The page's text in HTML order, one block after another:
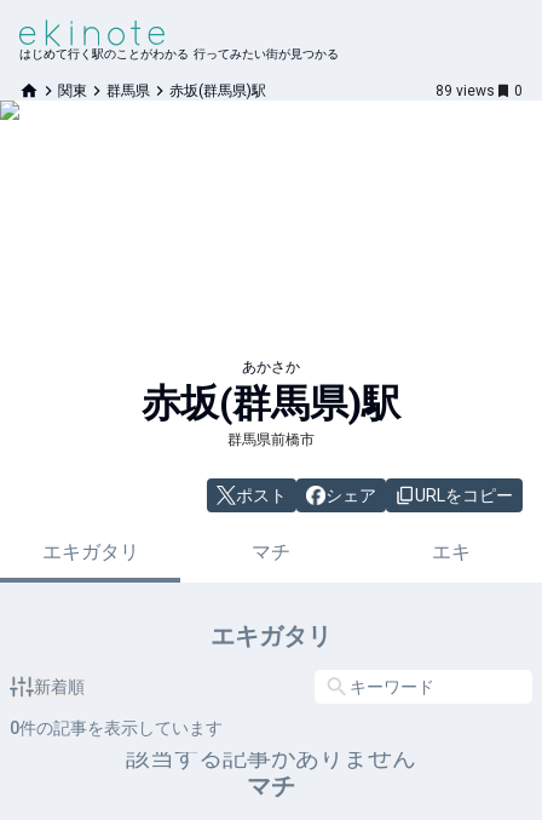
はじめて行く駅のことがわかる 行ってみたい街が見つかる
関東 群馬県 赤坂(群馬県)駅 89 views 0
あかさか
赤坂(群馬県)駅
群馬県前橋市
ポスト シェア URLをコピー
エキガタリ マチ エキ
エキガタリ
新着順
0件の記事を表示しています
該当する記事がありません
マチ